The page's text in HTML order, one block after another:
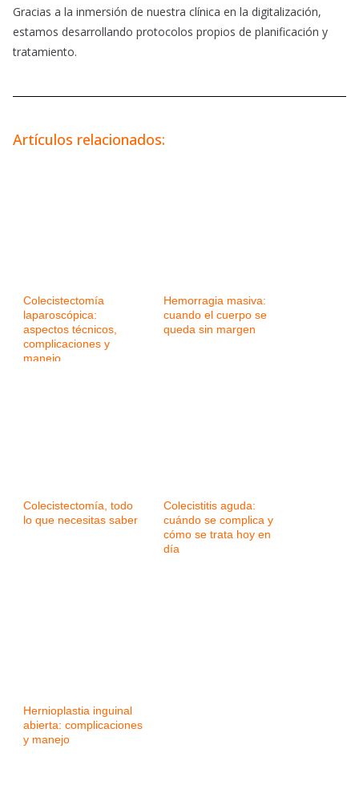
Gracias a la inmersión de nuestra clínica en la digitalización,
estamos desarrollando protocolos propios de planificación y
tratamiento.
Artículos relacionados:
Colecistectomía
laparoscópica:
aspectos técnicos,
complicaciones y
manejo
Hemorragia masiva:
cuando el cuerpo se
queda sin margen
Colecistectomía, todo
lo que necesitas saber
Colecistitis aguda:
cuándo se complica y
cómo se trata hoy en
día
Hernioplastia inguinal
abierta: complicaciones
y manejo